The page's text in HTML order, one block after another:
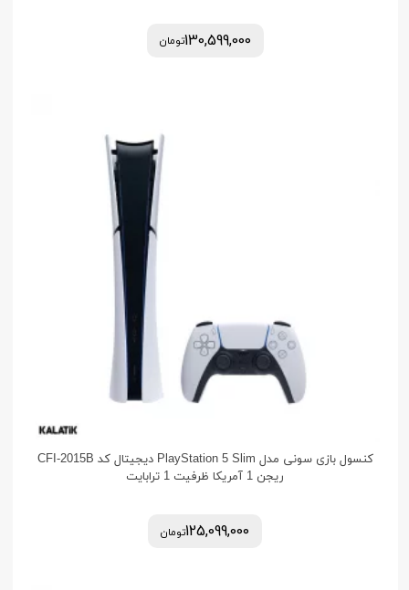
130,599,000تومان
کنسول بازی سونی مدل PlayStation 5 Slim دیجیتال کد CFI-2015B
ریجن 1 آمریکا ظرفیت 1 ترابایت
125,099,000تومان